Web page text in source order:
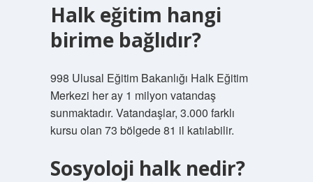
Halk eğitim hangi
birime bağlıdır?
998 Ulusal Eğitim Bakanlığı Halk Eğitim
Merkezi her ay 1 milyon vatandaş
sunmaktadır. Vatandaşlar, 3.000 farklı
kursu olan 73 bölgede 81 il katılabilir.
Sosyoloji halk nedir?